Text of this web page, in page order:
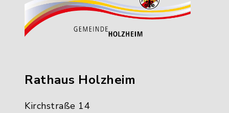
Rathaus Holzheim
Kirchstraße 14